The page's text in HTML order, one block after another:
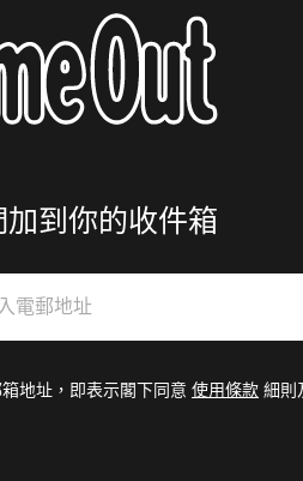
加到你的收件箱
地址，即表示閣下同意 使用條款 細則